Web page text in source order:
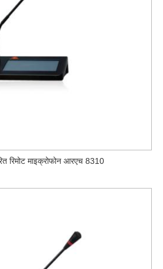
रिमोट माइक्रोफोन आरएच 8310